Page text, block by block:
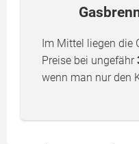
Im Mittel liegen die
Preise bei ungefähr
wenn man nur den